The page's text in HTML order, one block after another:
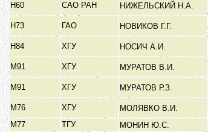
Н60
САО РАН НИЖЕЛЬСКИЙ Н.А.
Н73 ГАО НОВИКОВ Г.Г.
Н84 ХГУ НОСИЧ А.И.
М91 ХГУ МУРАТОВ В.И.
М91 ХГУ МУРАТОВ Р.З.
М76 ХГУ МОЛЯВКО В.И.
М77
ТГУ МОНИН Ю.С.